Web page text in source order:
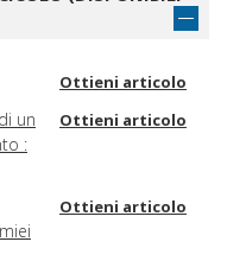
Ottieni articolo
un
:
Ottieni articolo
Ottieni articolo